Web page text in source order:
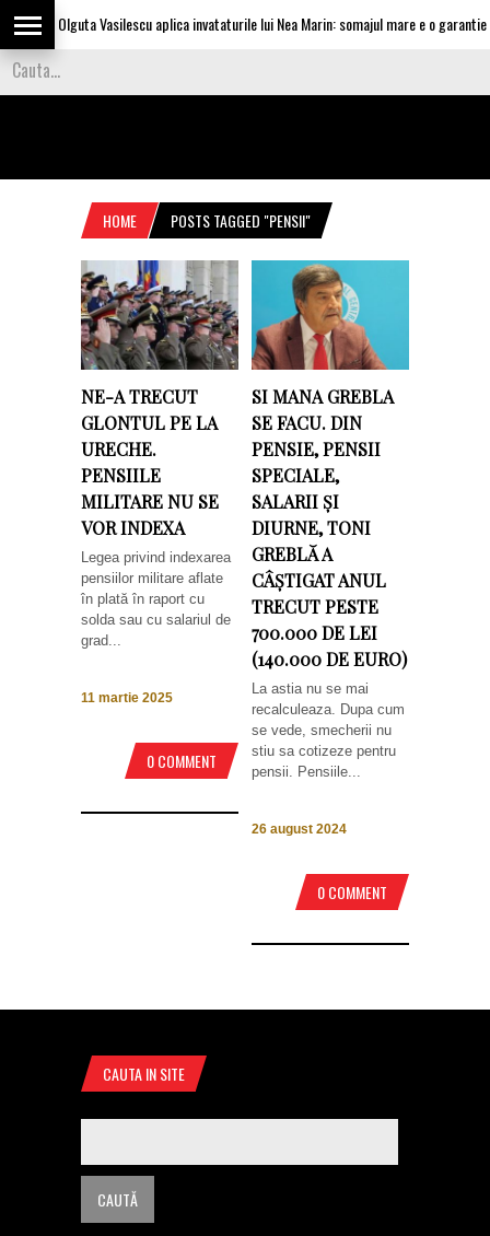
Olguta Vasilescu aplica invataturile lui Nea Marin: somajul mare e o garantie
HOME POSTS TAGGED "PENSII"
NE-A TRECUT
GLONTUL PE LA
URECHE.
PENSIILE
MILITARE NU SE
VOR INDEXA
Legea privind indexarea
pensiilor militare aflate
în plată în raport cu
solda sau cu salariul de
grad...
11 martie 2025
0 COMMENT
SI MANA GREBLA
SE FACU. DIN
PENSIE, PENSII
SPECIALE,
SALARII ȘI
DIURNE, TONI
GREBLĂ A
CÂȘTIGAT ANUL
TRECUT PESTE
700.000 DE LEI
(140.000 DE EURO)
La astia nu se mai
recalculeaza. Dupa cum
se vede, smecherii nu
stiu sa cotizeze pentru
pensii. Pensiile...
26 august 2024
0 COMMENT
CAUTA IN SITE